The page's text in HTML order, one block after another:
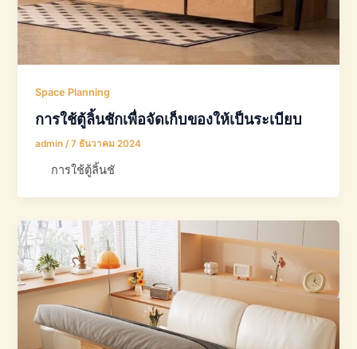
Space Planning
การใช้ตู้ลิ้นชักเพื่อจัดเก็บของให้เป็นระเบียบ
admin/7 ธันวาคม 2024
การใช้ตู้ลิ้นชั